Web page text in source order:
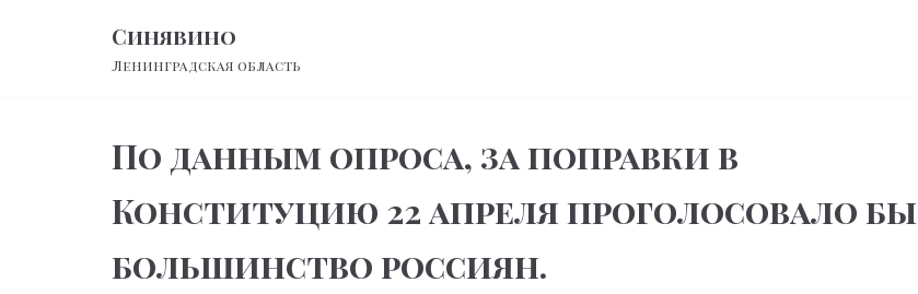
Синявино
Ленинградская область
По данным опроса, за поправки в
Конституцию 22 апреля проголосовало бы
большинство россиян.